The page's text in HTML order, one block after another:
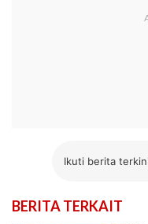
Ikuti berita
BERITA TERKAIT